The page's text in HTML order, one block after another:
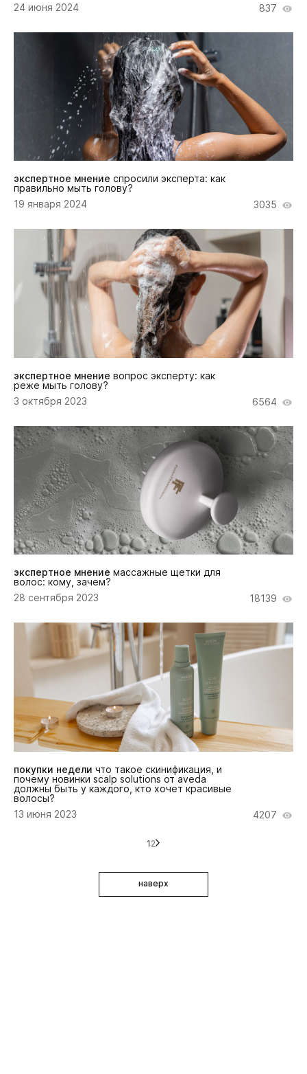
24 июня 2024
837
экспертное мнение спросили эксперта: как
правильно мыть голову?
19 января 2024
3035
экспертное мнение вопрос эксперту: как
реже мыть голову?
3 октября 2023
6564
экспертное мнение массажные щетки для
волос: кому, зачем?
28 сентября 2023
18139
покупки недели что такое скинификация, и
почему новинки scalp solutions от aveda
должны быть у каждого, кто хочет красивые
волосы?
13 июня 2023
4207
1 2
наверх